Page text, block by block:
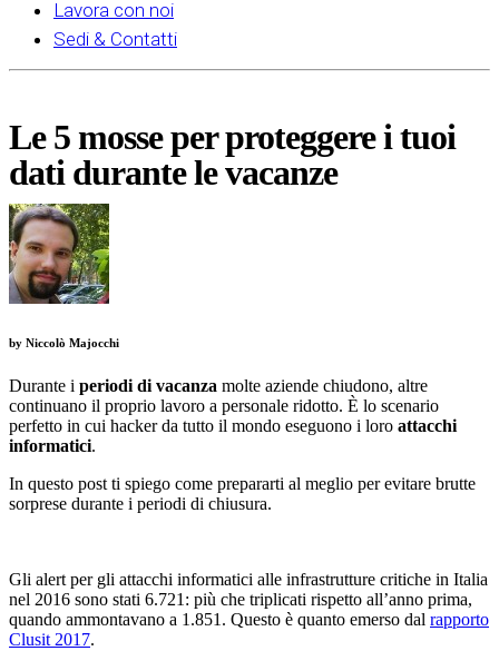
Lavora con noi
Sedi & Contatti
Le 5 mosse per proteggere i tuoi
dati durante le vacanze
by Niccolò Majocchi
Durante i periodi di vacanza molte aziende chiudono, altre
continuano il proprio lavoro a personale ridotto. È lo scenario
perfetto in cui hacker da tutto il mondo eseguono i loro attacchi
informatici.
In questo post ti spiego come prepararti al meglio per evitare brutte
sorprese durante i periodi di chiusura.
Gli alert per gli attacchi informatici alle infrastrutture critiche in Italia
nel 2016 sono stati 6.721: più che triplicati rispetto all’anno prima,
quando ammontavano a 1.851. Questo è quanto emerso dal rapporto
Clusit 2017.